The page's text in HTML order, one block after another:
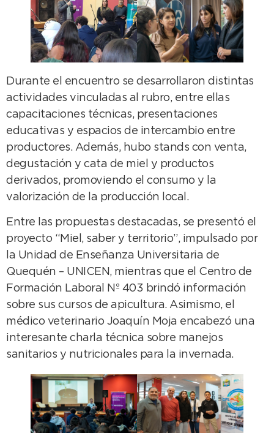
Durante el encuentro se desarrollaron distintas
actividades vinculadas al rubro, entre ellas
capacitaciones técnicas, presentaciones
educativas y espacios de intercambio entre
productores. Además, hubo stands con venta,
degustación y cata de miel y productos
derivados, promoviendo el consumo y la
valorización de la producción local.
Entre las propuestas destacadas, se presentó el
proyecto “Miel, saber y territorio”, impulsado por
la Unidad de Enseñanza Universitaria de
Quequén – UNICEN, mientras que el Centro de
Formación Laboral Nº 403 brindó información
sobre sus cursos de apicultura. Asimismo, el
médico veterinario Joaquín Moja encabezó una
interesante charla técnica sobre manejos
sanitarios y nutricionales para la invernada.